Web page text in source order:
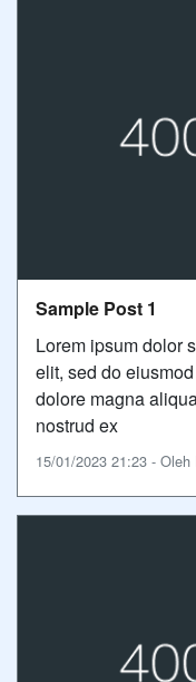
Sample Post 1
Lorem ipsum dolor
elit, sed do
dolore magna
nostrud ex
15/01/2023 21:23 -